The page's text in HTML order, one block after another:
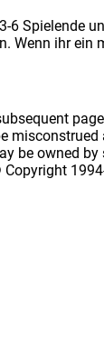
6 Spielende
Wenn ihr ein
be owned by
Copyright